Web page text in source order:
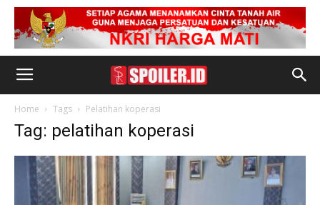
Home Tags Pelatihan koperasi
Tag: pelatihan koperasi